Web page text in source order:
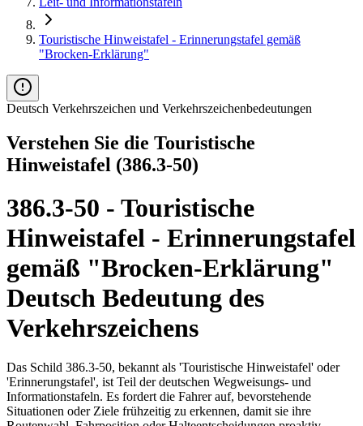
Touristische Hinweistafel - Erinnerungstafel gemäß
"Brocken-Erklärung"
Deutsch Verkehrszeichen und Verkehrszeichenbedeutungen
Verstehen Sie die Touristische
Hinweistafel (386.3-50)
386.3-50 - Touristische
Hinweistafel - Erinnerungstafel
gemäß "Brocken-Erklärung"
Deutsch Bedeutung des
Verkehrszeichens
Das Schild 386.3-50, bekannt als 'Touristische Hinweistafel' oder
'Erinnerungstafel', ist Teil der deutschen Wegweisungs- und
Informationstafeln. Es fordert die Fahrer auf, bevorstehende
Situationen oder Ziele frühzeitig zu erkennen, damit sie ihre